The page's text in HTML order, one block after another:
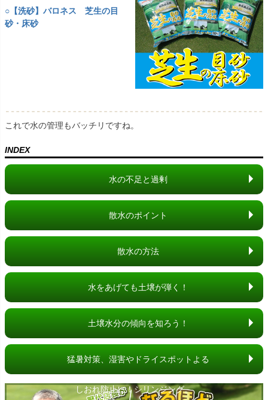
○【洗砂】バロネス 芝生の目
砂・床砂
これで水の管理もバッチリですね。
INDEX
水の不足と過剰
散水のポイント
散水の方法
水をあげても土壌が弾く！
芝生をドライスポットから守ろう。
土壌水分の傾向を知ろう！
土壌水分計測のすすめ。
猛暑対策、湿害やドライスポットよる
しおれ防止に！シリンジング。